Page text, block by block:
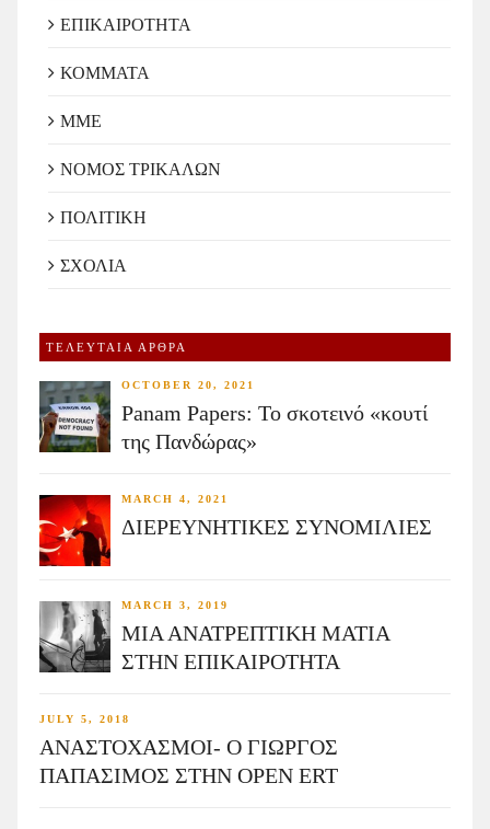
ΕΠΙΚΑΙΡΟΤΗΤΑ
ΚΟΜΜΑΤΑ
ΜΜΕ
ΝΟΜΟΣ ΤΡΙΚΑΛΩΝ
ΠΟΛΙΤΙΚΗ
ΣΧΟΛΙΑ
ΤΕΛΕΥΤΑΙΑ ΑΡΘΡΑ
OCTOBER 20, 2021
Panam Papers: Το σκοτεινό «κουτί
της Πανδώρας»
MARCH 4, 2021
ΔΙΕΡΕΥΝΗΤΙΚΕΣ ΣΥΝΟΜΙΛΙΕΣ
MARCH 3, 2019
ΜΙΑ ΑΝΑΤΡΕΠΤΙΚΗ ΜΑΤΙΑ
ΣΤΗΝ ΕΠΙΚΑΙΡΟΤΗΤΑ
JULY 5, 2018
ΑΝΑΣΤΟΧΑΣΜΟΙ- Ο ΓΙΩΡΓΟΣ
ΠΑΠΑΣΙΜΟΣ ΣΤΗΝ OPEN ERT